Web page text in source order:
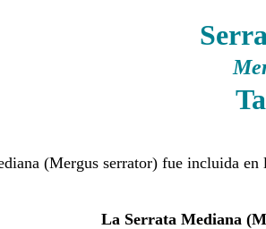
(Mergus serrator) fue incluida
La Serrata Mediana